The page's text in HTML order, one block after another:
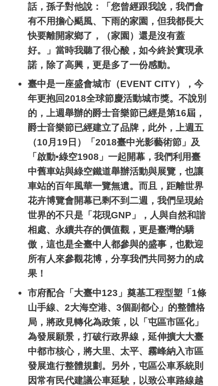
話，孫子對他說：「您曾經跟我說，我們會
有不用擔心颳風、下雨的家園，但我都長大
快要離開家鄉了，（家園）還是沒有蓋
好。」當時我聽了很心酸，如今終於實現承
諾，除了高興，更是多了一份感動。
臺中是一座盛會城市（EVENT CITY），今
年更抱回2018全球節慶活動城市獎。不說別
的，上週舉辦的爵士音樂節已經是第16屆，
爵士音樂節已經建立了品牌，此外，上週五
（10月 19 日）「2018臺中光影藝術節」及
「啟動•綠空1908 」一起開幕，我們利用臺
中舊車站與綠空鐵道舉辦活動與展覽，也讓
車站的百年風華一覽無遺。而且，距離世界
花卉博覽會開幕已剩不到二週，我們呈現給
世界的不只是「花現GNP 」，人與自然和諧
相處、永續共存的價值觀，更是臺灣的驕
傲，這也是全臺中人都參與的盛事，也歡迎
所有人來參觀花博，分享我們共同努力的成
果！
市府配合「大臺中123 」奠基工程型塑「1條
山手線、 2大海空港、 3個副都心」的整體格
局，將政見轉化為政策，以「屯區市區化」
為發展願景，打破行政界線，延伸擴大大臺
中都市核心，將大里、太平、霧峰納入市區
發展進行整體規劃。另外，屯區公車系統則
因常有民代建議公車延駛，以致公車路線越